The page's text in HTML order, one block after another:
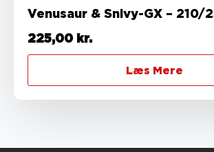
Venusaur & Snivy-GX – 210/
225,00 kr.
Læs Mere